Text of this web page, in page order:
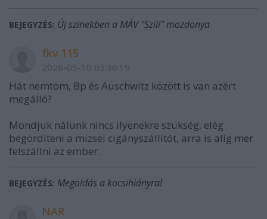
BEJEGYZÉS: Új színekben a MÁV "Szili" mozdonya
fkv.115
2026-05-10 05:36:19
Hát nemtom, Bp és Auschwitz között is van azért
megálló?
Mondjuk nálunk nincs ilyenekre szükség, elég
begördíteni a mizsei cigányszállítót, arra is alig mer
felszállni az ember.
BEJEGYZÉS: Megoldás a kocsihiányra!
NAR